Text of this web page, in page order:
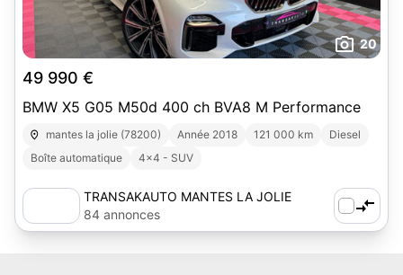
20
49 990 €
BMW X5 G05 M50d 400 ch BVA8 M Performance
mantes la jolie (78200) Année 2018 121 000 km
Diesel
Boîte automatique
4x4 - SUV
TRANSAKAUTO MANTES LA JOLIE
(78)
84 annonces